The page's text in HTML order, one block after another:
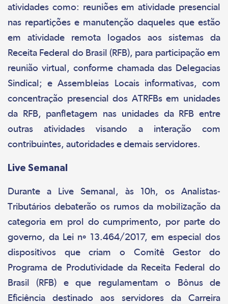
atividades como: reuniões em atividade presencial
nas repartições e manutenção daqueles que estão
em atividade remota logados aos sistemas da
Receita Federal do Brasil (RFB), para participação em
reunião virtual, conforme chamada das Delegacias
Sindical; e Assembleias Locais informativas, com
concentração presencial dos ATRFBs em unidades
da RFB, panfletagem nas unidades da RFB entre
outras atividades visando a interação com
contribuintes, autoridades e demais servidores.
Live Semanal
Durante a Live Semanal, às 10h, os Analistas-
Tributários debaterão os rumos da mobilização da
categoria em prol do cumprimento, por parte do
governo, da Lei nº 13.464/2017, em especial dos
dispositivos que criam o Comitê Gestor do
Programa de Produtividade da Receita Federal do
Brasil (RFB) e que regulamentam o Bônus de
Eficiência destinado aos servidores da Carreira